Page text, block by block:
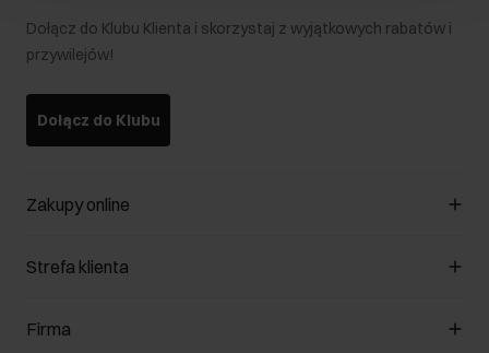
Dołącz do Klubu Klienta i skorzystaj z wyjątkowych rabatów i
przywilejów!
Dołącz do Klubu
Zakupy online
Zarządzaj cookies
Formy płatności
Strefa klienta
Klub Klienta
Firma